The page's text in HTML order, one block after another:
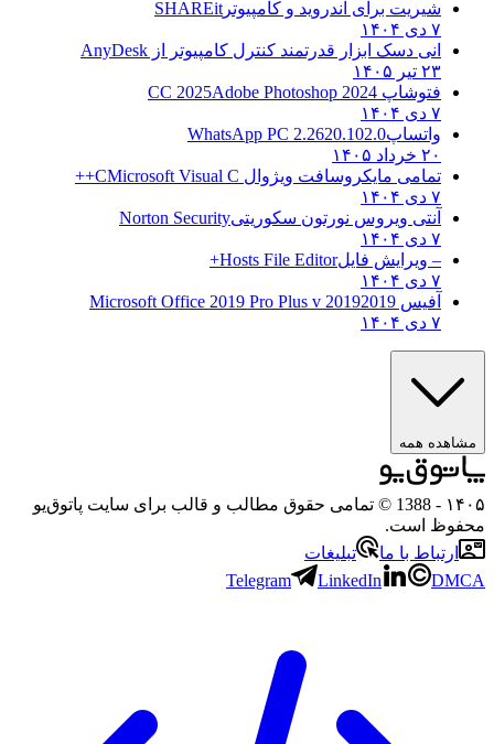
شیریت برای اندروید و کامپیوتر SHAREit
۷ دی ۱۴۰۴
انی دسک ابزار قدرتمند کنترل کامپیوتر از AnyDesk
۲۳ تیر ۱۴۰۵
فتوشاپ CC 2025 Adobe Photoshop 2024
۷ دی ۱۴۰۴
واتساپWhatsApp PC 2.2620.102.0
۲۰ خرداد ۱۴۰۵
تمامی مایکروسافت ویژوال C Microsoft Visual C++
۷ دی ۱۴۰۴
آنتی ویروس نورتون سکوریتیNorton Security
۷ دی ۱۴۰۴
– ویرایش فایلHosts File Editor+
۷ دی ۱۴۰۴
آفیس 2019 2019 Microsoft Office 2019 Pro Plus v
۷ دی ۱۴۰۴
مشاهده همه
۱۴۰۵
- 1388 © تمامی حقوق مطالب و قالب برای سایت پاتوق‌یو
محفوظ است.
ارتباط با ما
تبلیغات
Telegram
LinkedIn DMCA